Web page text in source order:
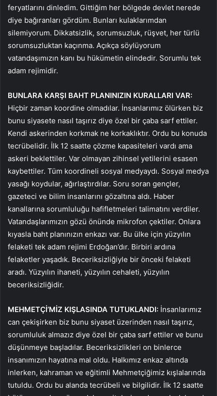
feryatlarını dinledim. Gittiğim her bölgede devlet nerede
diye bağıranları gördüm. Bunları kulaklarımdan
silemiyorum. Dikkatsizlik, sorumsuzluk, rüşvet, her türlü
sorumsuzluktan kaçınma. Açıkça söylüyorum
vatandaşımızın kanı bu hükümetin elindedir. Sorumlu tek
adam rejimidir.
BUNLARA KARŞI BAHT PLANINIZIN KURALLARI VAR:
Hiçbir zaman koordine olmadılar. İnsanlarımız ölürken biz
bunu siyasete nasıl taşırız diye özel bir çaba sarf ettiler.
Kendi askerinden korkmak ne korkaklıktır. Ordu bu konuda
tecrübelidir. İlk 12 saatte çözme kapasiteleri vardı ama
askeri beklettiler. Var olmayan zihinsel yetilerini esasen
kaybettiler. Tüm koordineli sosyal medyaydı. Sosyal medya
yasağı koydular, ağırlaştırdılar. Soru soran gençler,
gazeteci ve bilim insanlarını gözaltına aldı. Haber
kanallarına sorumluluğu hafifletmeleri talimatını verdiler.
Vatandaşlarımızın gözü önünde mikrofon çektiler. Onlara
kıyasla baht planınızın enkazı var. Bu ülke için yüzyılın
felaketi tek adam rejimi Erdoğan’dır. Birbiri ardına
felaketler yaşadık. Beceriksizliğiyle bir önceki felaketi
aradı. Yüzyılın ihaneti, yüzyılın cehaleti, yüzyılın
beceriksizliğidir.
MEHMETÇİ’MİZ KIŞLASINDA TUTUKLANDI: İnsanlarımız
can çekişirken biz bunu siyaset üzerinden nasıl taşırız,
sorumluluk almazız diye özel bir çaba sarf ettiler ve bunu
düşünmeye başladılar. Beceriksizlikleri on binlerce
insanımızın hayatına mal oldu. Halkımız enkaz altında
inlerken, kahraman ve eğitimli Mehmetçiğimiz kışlalarında
tutuldu. Ordu bu alanda tecrübeli ve bilgilidir. İlk 12 saatte